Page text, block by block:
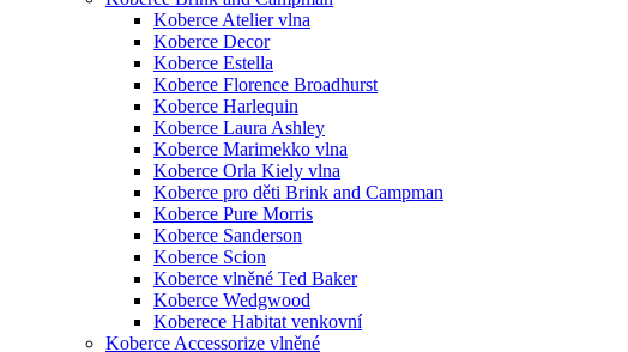
Koberce Atelier vlna
Koberce Decor
Koberce Estella
Koberce Florence Broadhurst
Koberce Harlequin
Koberce Laura Ashley
Koberce Marimekko vlna
Koberce Orla Kiely vlna
Koberce pro děti Brink and Campman
Koberce Pure Morris
Koberce Sanderson
Koberce Scion
Koberce vlněné Ted Baker
Koberce Wedgwood
Koberece Habitat venkovní
Koberce Accessorize vlněné